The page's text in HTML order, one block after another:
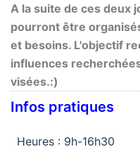
A la suite de ces deux
pourront être
et besoins. L'objectif
influences
visées.:)
Infos pratiques
Heures : 9h-16h30